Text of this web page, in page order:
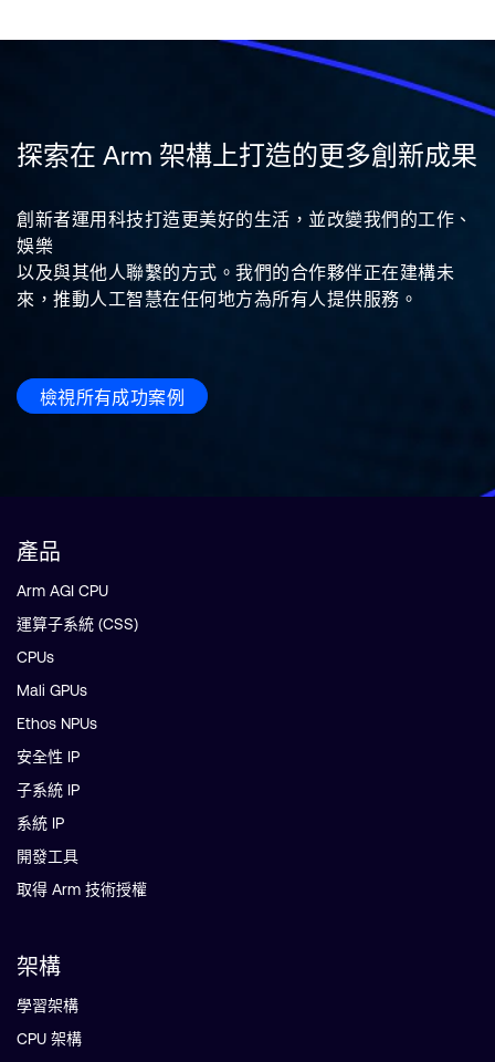
探索在 Arm 架構上打造的更多創新成果
創新者運用科技打造更美好的生活，並改變我們的工作、
娛樂
以及與其他人聯繫的方式。我們的合作夥伴正在建構未
來，推動人工智慧在任何地方為所有人提供服務。
檢視所有成功案例
產品
Arm AGI CPU
運算子系統 (CSS)
CPUs
Mali GPUs
Ethos NPUs
安全性 IP
子系統 IP
系統 IP
開發工具
取得 Arm 技術授權
架構
學習架構
CPU 架構